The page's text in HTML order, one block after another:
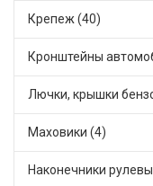
Крепеж (40)
Маховики (4)